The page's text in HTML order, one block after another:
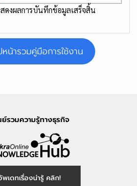
ดงผลการบันทึกข้อมูลเสร็จสิ้น
น้ารวมคู่มือการใช้งาน
รวมความรู้ทางธุรกิจ
พเดทเรื่องน่ารู้ คลิก!